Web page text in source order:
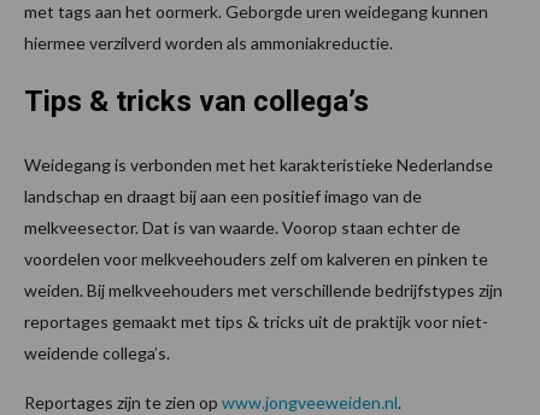
met tags aan het oormerk. Geborgde uren weidegang kunnen
hiermee verzilverd worden als ammoniakreductie.
Tips & tricks van collega’s
Weidegang is verbonden met het karakteristieke Nederlandse
landschap en draagt bij aan een positief imago van de
melkveesector. Dat is van waarde. Voorop staan echter de
voordelen voor melkveehouders zelf om kalveren en pinken te
weiden. Bij melkveehouders met verschillende bedrijfstypes zijn
reportages gemaakt met tips & tricks uit de praktijk voor niet-
weidende collega’s.
Reportages zijn te zien op www.jongveeweiden.nl.